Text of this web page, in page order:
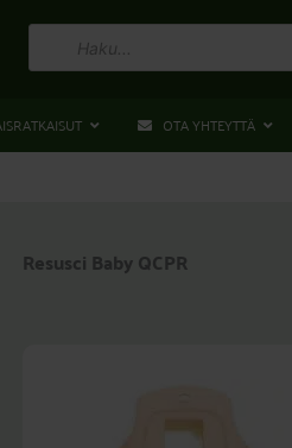
Products
search
OTA YHTEYTTÄ
Resusci Baby QCPR